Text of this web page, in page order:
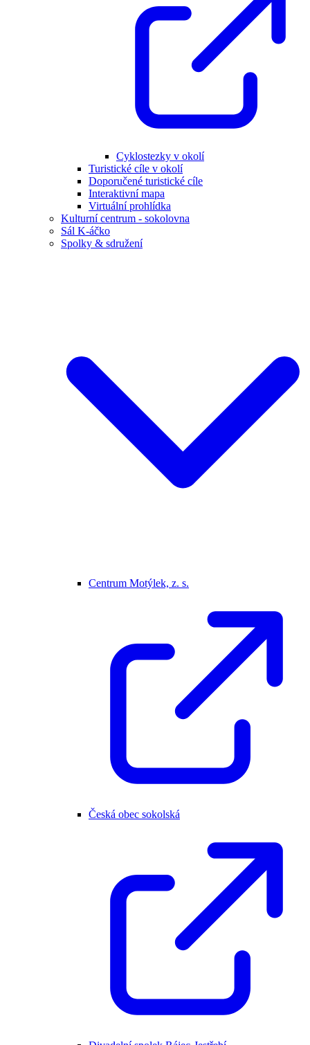
Cyklostezky v okolí
Turistické cíle v okolí
Doporučené turistické cíle
Interaktivní mapa
Virtuální prohlídka
Kulturní centrum - sokolovna
Sál K-áčko
Spolky & sdružení
Centrum Motýlek, z. s.
Česká obec sokolská